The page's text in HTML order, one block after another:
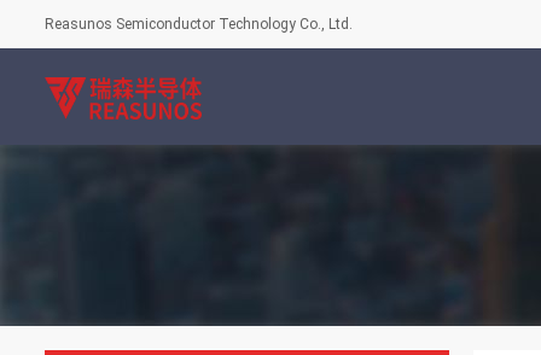
Reasunos Semiconductor Technology Co., Ltd.